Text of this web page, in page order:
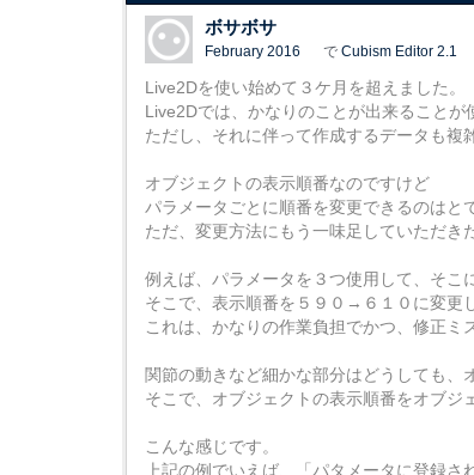
ボサボサ
February 2016 で Cubism Editor 2.1
Live2Dを使い始めて３ケ月を超えました。
Live2Dでは、かなりのことが出来ることが
ただし、それに伴って作成するデータも複
オブジェクトの表示順番なのですけど
パラメータごとに順番を変更できるのはと
ただ、変更方法にもう一味足していただき
例えば、パラメータを３つ使用して、そこ
そこで、表示順番を５９０→６１０に変更
これは、かなりの作業負担でかつ、修正ミ
関節の動きなど細かな部分はどうしても、
そこで、オブジェクトの表示順番をオブジ
こんな感じです。
上記の例でいえば、「パタメータに登録